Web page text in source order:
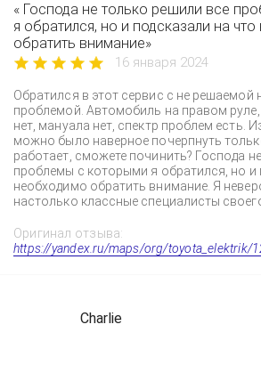
« Господа не только решили все
я обратился, но и подсказали на
обратить внимание»
16 января 2024
Обратился в этот сервис с не решаемой
проблемой. Автомобиль на правом руле,
нет, мануала нет, спектр проблем есть.
можно было наверное почерпнуть
работает, сможете починить? Господа
проблемы с которыми я обратился, но и
необходимо обратить внимание. Я
настолько классные специалисты
Оригинал отзыва:
https://yandex.ru/maps/org/toyota_elektrik/
Charlie